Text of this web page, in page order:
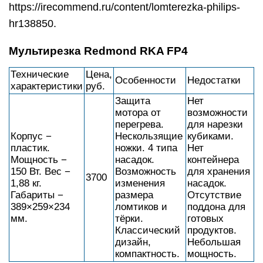
https://irecommend.ru/content/lomterezka-philips-
hr138850.
Мультирезка Redmond RKA FP4
Технические
характеристики
Цена,
руб.
Особенности Недостатки
Корпус −
пластик.
Мощность −
150 Вт. Вес −
1,88 кг.
Габариты −
389×259×234
мм.
3700
Защита
мотора от
перегрева.
Нескользящие
ножки. 4 типа
насадок.
Возможность
изменения
размера
ломтиков и
тёрки.
Классический
дизайн,
компактность.
Нет
возможности
для нарезки
кубиками.
Нет
контейнера
для хранения
насадок.
Отсутствие
поддона для
готовых
продуктов.
Небольшая
мощность.